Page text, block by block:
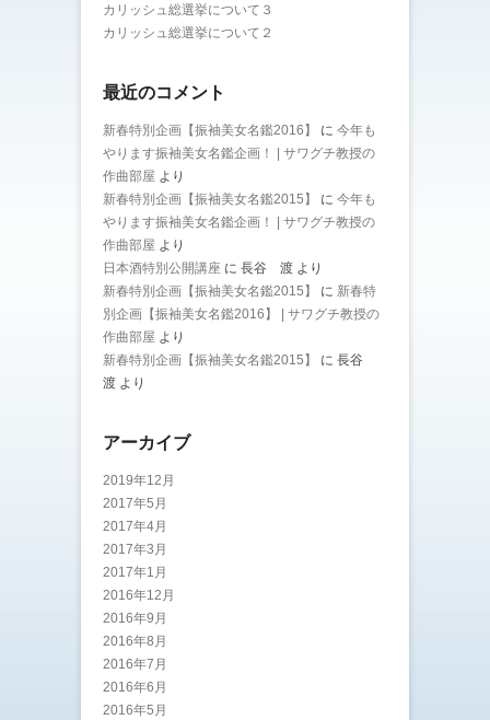
カリッシュ総選挙について３
カリッシュ総選挙について２
最近のコメント
新春特別企画【振袖美女名鑑2016】 に 今年も
やります振袖美女名鑑企画！ | サワグチ教授の
作曲部屋 より
新春特別企画【振袖美女名鑑2015】
に 今年も
やります振袖美女名鑑企画！ | サワグチ教授の
作曲部屋 より
日本酒特別公開講座 に 長谷 渡 より
新春特別企画【振袖美女名鑑2015】
に 新春特
別企画【振袖美女名鑑2016】 | サワグチ教授の
作曲部屋 より
新春特別企画【振袖美女名鑑2015】
に 長谷
渡 より
アーカイブ
2019年12月
2017年5月
2017年4月
2017年3月
2017年1月
2016年12月
2016年9月
2016年8月
2016年7月
2016年6月
2016年5月